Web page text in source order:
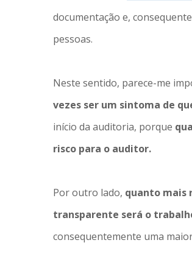
documentação e,
pessoas.
Neste sentido, parece-me
vezes ser um sintoma de
início da auditoria, porque
risco para o auditor.
Por outro lado, quanto mais
transparente será o
consequentemente uma